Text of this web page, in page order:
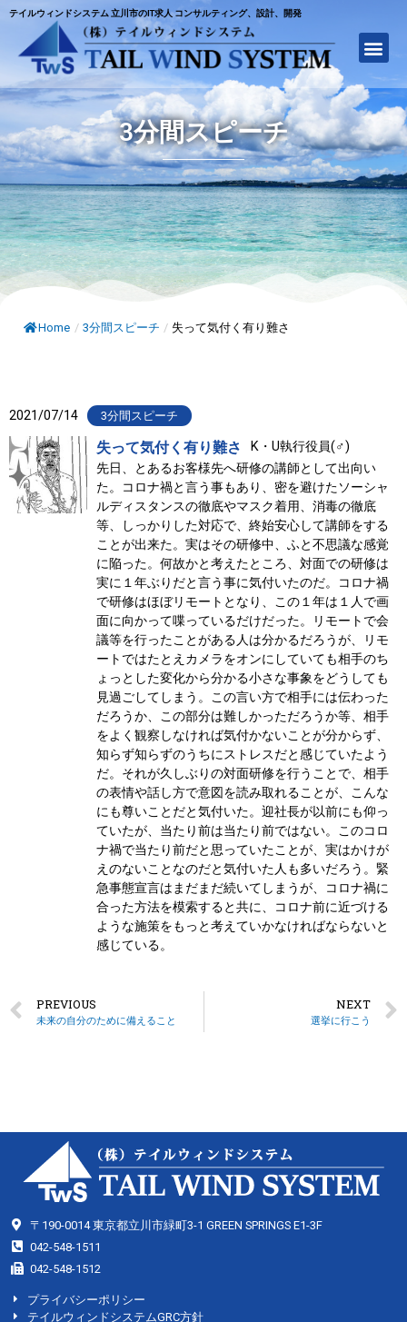
テイルウィンドシステム 立川市のIT求人 コンサルティング、設計、開発
3分間スピーチ
Home / 3分間スピーチ / 失って気付く有り難さ
2021/07/14 3分間スピーチ
失って気付く有り難さ
K・U執行役員(♂)
先日、とあるお客様先へ研修の講師として出向い
た。コロナ禍と言う事もあり、密を避けたソーシャ
ルディスタンスの徹底やマスク着用、消毒の徹底
等、しっかりした対応で、終始安心して講師をする
ことが出来た。実はその研修中、ふと不思議な感覚
に陥った。何故かと考えたところ、対面での研修は
実に１年ぶりだと言う事に気付いたのだ。コロナ禍
で研修はほぼリモートとなり、この１年は１人で画
面に向かって喋っているだけだった。リモートで会
議等を行ったことがある人は分かるだろうが、リモ
ートではたとえカメラをオンにしていても相手のち
ょっとした変化から分かる小さな事象をどうしても
見過ごしてしまう。この言い方で相手には伝わった
だろうか、この部分は難しかっただろうか等、相手
をよく観察しなければ気付かないことが分からず、
知らず知らずのうちにストレスだと感じていたよう
だ。それが久しぶりの対面研修を行うことで、相手
の表情や話し方で意図を読み取れることが、こんな
にも尊いことだと気付いた。迎社長が以前にも仰っ
ていたが、当たり前は当たり前ではない。このコロ
ナ禍で当たり前だと思っていたことが、実はかけが
えのないことなのだと気付いた人も多いだろう。緊
急事態宣言はまだまだ続いてしまうが、コロナ禍に
合った方法を模索すると共に、コロナ前に近づける
ような施策をもっと考えていかなければならないと
感じている。
PREVIOUS
未来の自分のために備えること
NEXT
選挙に行こう
〒190-0014 東京都立川市緑町3-1 GREEN SPRINGS E1-3F
042-548-1511
042-548-1512
プライバシーポリシー
テイルウィンドシステムGRC方針